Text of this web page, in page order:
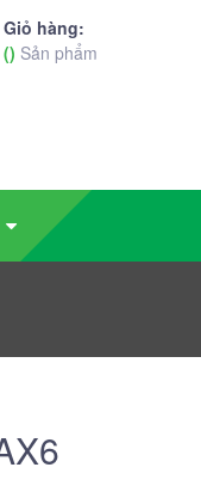
Giỏ hàng:
() Sản phẩm